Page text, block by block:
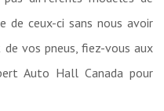
de ceux-ci sans nous avoir
vos pneus, fiez-vous aux
Auto Hall Canada pour